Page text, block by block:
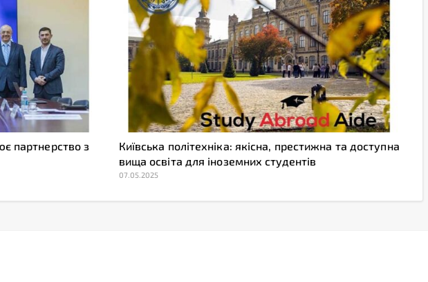
партнерство з
Київська політехніка: якісна, престижна та доступна
вища освіта для іноземних студентів
07.05.2025